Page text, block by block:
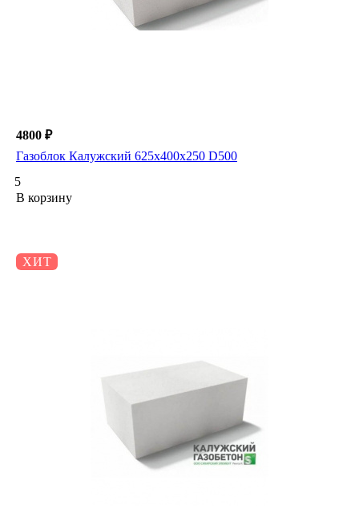
4800 ₽
Газоблок Калужский 625х400х250 D500
5
В корзину
ХИТ